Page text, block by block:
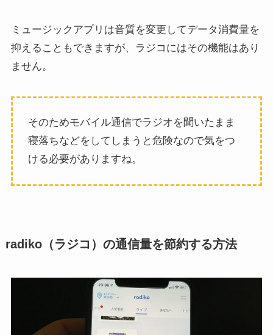
ミュージックアプリは音質を変更してデータ消費量を
抑えることもできますが、ラジコにはその機能はあり
ません。
そのためモバイル通信でラジオを聞いたまま
寝落ちなどをしてしまうと危険なので気をつ
ける必要がありますね。
radiko（ラジコ）の通信量を節約する方法